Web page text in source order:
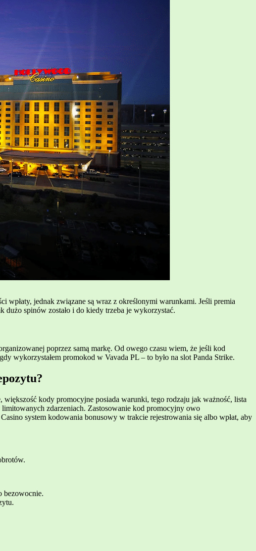
jednak związane są wraz z określonymi warunkami. Jeśli premia
dużo spinów zostało i do kiedy trzeba je wykorzystać.
poprzez samą markę. Od owego czasu wiem, że jeśli kod
wykorzystałem promokod w Vavada PL – to było na slot Panda Strike.
kody promocyjne posiada warunki, tego rodzaju jak ważność, lista
zdarzeniach. Zastosowanie kod promocyjny owo
system kodowania bonusowy w trakcie rejestrowania się albo wpłat, aby
bezowocnie.